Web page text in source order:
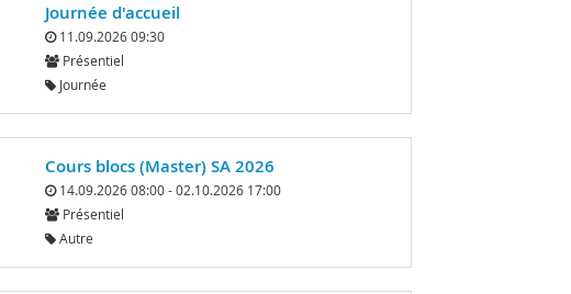
Journée d'accueil
11.09.2026 09:30
Présentiel
Journée
Cours blocs (Master) SA 2026
14.09.2026 08:00 - 02.10.2026 17:00
Présentiel
Autre